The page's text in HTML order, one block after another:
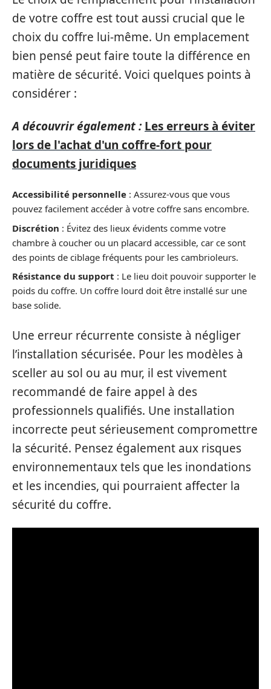
de votre coffre est tout aussi crucial que le
choix du coffre lui-même. Un emplacement
bien pensé peut faire toute la différence en
matière de sécurité. Voici quelques points à
considérer :
A découvrir également : Les erreurs à éviter
lors de l'achat d'un coffre-fort pour
documents juridiques
Accessibilité personnelle : Assurez-vous que vous
pouvez facilement accéder à votre coffre sans encombre.
Discrétion : Évitez des lieux évidents comme votre
chambre à coucher ou un placard accessible, car ce sont
des points de ciblage fréquents pour les cambrioleurs.
Résistance du support : Le lieu doit pouvoir supporter le
poids du coffre. Un coffre lourd doit être installé sur une
base solide.
Une erreur récurrente consiste à négliger
l’installation sécurisée. Pour les modèles à
sceller au sol ou au mur, il est vivement
recommandé de faire appel à des
professionnels qualifiés. Une installation
incorrecte peut sérieusement compromettre
la sécurité. Pensez également aux risques
environnementaux tels que les inondations
et les incendies, qui pourraient affecter la
sécurité du coffre.